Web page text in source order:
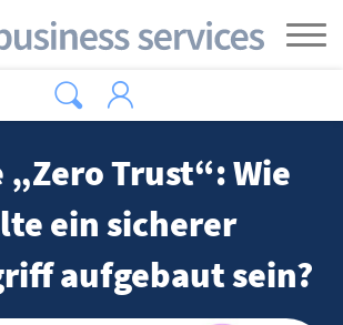
„Zero Trust“: Wie
ein sicherer
aufgebaut sein?